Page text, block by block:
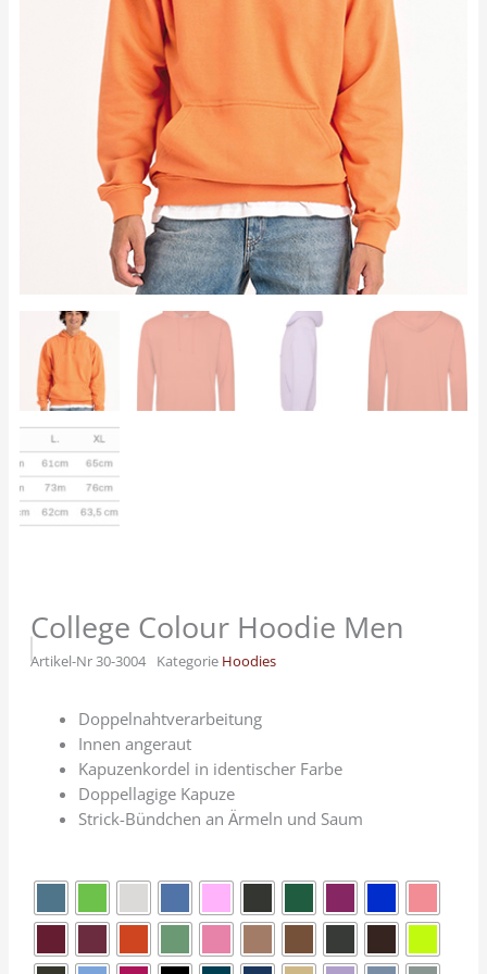
College Colour Hoodie Men
Artikel-Nr 30-3004 Kategorie Hoodies
Doppelnahtverarbeitung
Innen angeraut
Kapuzenkordel in identischer Farbe
Doppellagige Kapuze
Strick-Bündchen an Ärmeln und Saum